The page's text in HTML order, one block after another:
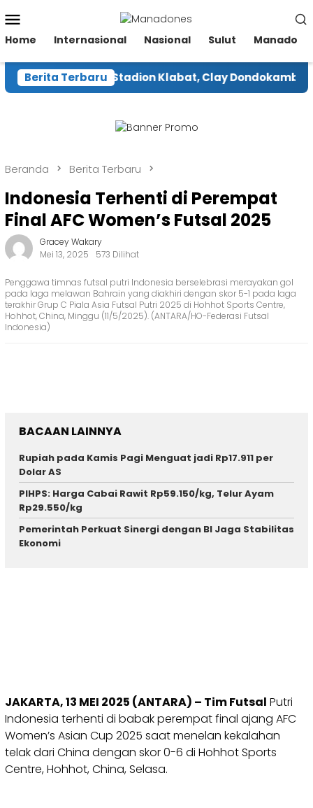
ke
kontenMobile
Home Internasional Nasional Sulut Manado
Berita Terbaru
Renovasi Stadion Klabat, Clay Dondokambey
Beranda Berita Terbaru
Indonesia Terhenti di Perempat
Final AFC Women’s Futsal 2025
Gracey Wakary
Mei 13, 2025
573 Dilihat
Penggawa timnas futsal putri Indonesia berselebrasi merayakan gol
pada laga melawan Bahrain yang diakhiri dengan skor 5-1 pada laga
terakhir Grup C Piala Asia Futsal Putri 2025 di Hohhot Sports Centre,
Hohhot, China, Minggu (11/5/2025). (ANTARA/HO-Federasi Futsal
Indonesia)
BACAAN LAINNYA
Rupiah pada Kamis Pagi Menguat jadi Rp17.911 per
Dolar AS
PIHPS: Harga Cabai Rawit Rp59.150/kg, Telur Ayam
Rp29.550/kg
Pemerintah Perkuat Sinergi dengan BI Jaga Stabilitas
Ekonomi
JAKARTA, 13 MEI 2025 (ANTARA) – Tim Futsal Putri
Indonesia terhenti di babak perempat final ajang AFC
Women’s Asian Cup 2025 saat menelan kekalahan
telak dari China dengan skor 0-6 di Hohhot Sports
Centre, Hohhot, China, Selasa.